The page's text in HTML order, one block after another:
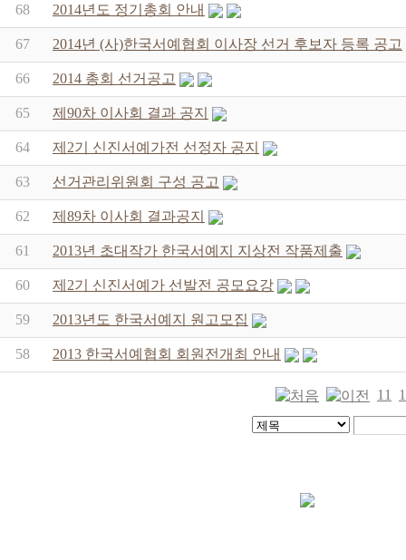
68 2014년도 정기총회 안내
67 2014년 (사)한국서예협회 이사장 선거 후보자 등록 공고
66 2014 총회 선거공고
65 제90차 이사회 결과 공지
64 제2기 신진서예가전 선정자 공지
63 선거관리위원회 구성 공고
62 제89차 이사회 결과공지
61 2013년 초대작가 한국서예지 지상전 작품제출
60 제2기 신진서예가 선발전 공모요강
59 2013년도 한국서예지 원고모집
58 2013 한국서예협회 회원전개최 안내
11